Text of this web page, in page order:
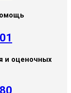
и оценочных